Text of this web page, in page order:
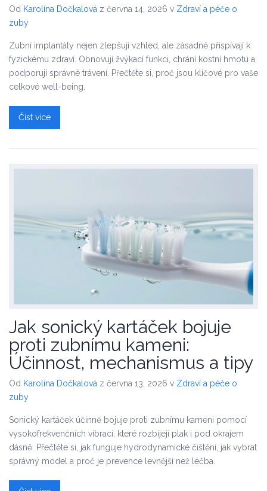
Od Karolína Dočkalová z června 14, 2026 v Zdraví a péče o
zuby
Zubní implantáty nejen zlepšují vzhled, ale zásadně přispívají k
fyzickému zdraví. Obnovují žvýkací funkci, chrání kostní hmotu a
podporují správné trávení. Přečtěte si, proč jsou klíčové pro vaše
celkové well-being.
Číst více
Jak sonický kartáček bojuje
proti zubnímu kameni:
Účinnost, mechanismus a tipy
Od Karolína Dočkalová z června 13, 2026 v Zdraví a péče o
zuby
Sonický kartáček účinně bojuje proti zubnímu kameni pomocí
vysokofrekvenčních vibrací, které rozbíjejí plak i pod okrajem
dásně. Přečtěte si, jak funguje hydrodynamické čištění, jak vybrat
správný model a proč je prevence levnější než léčba.